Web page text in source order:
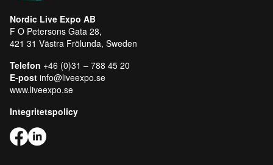
Nordic Live Expo AB
F O Petersons Gata 28,
421 31 Västra Frölunda, Sweden
Telefon +46 (0)31 – 788 45 20
E-post info@liveexpo.se
www.liveexpo.se
Integritetspolicy